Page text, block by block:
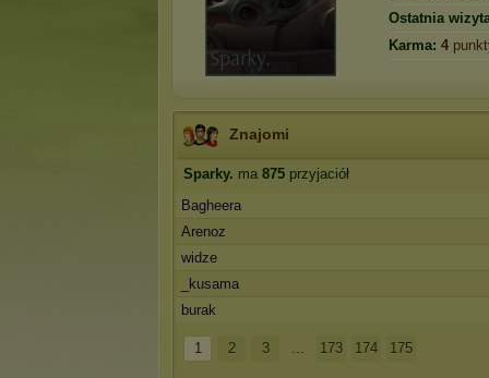
Ostatnia
Karma: 4
Znajomi
Sparky. ma 875 przyjaciół
Bagheera
Arenoz
widze
_kusama
burak
1 2 3 ... 173 174 175